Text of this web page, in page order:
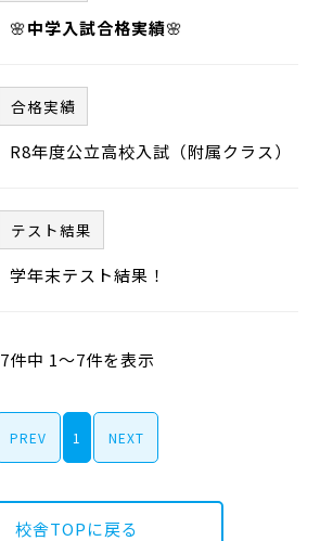
🌸中学入試合格実績🌸
合格実績
R8年度公立高校入試（附属クラス）
テスト結果
学年末テスト結果！
7件中 1～7件を表示
PREV 1 NEXT
校舎TOPに戻る